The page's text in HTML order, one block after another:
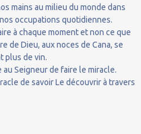
mains au milieu du monde dans
occupations quotidiennes.
à chaque moment et non ce que
de Dieu, aux noces de Cana, se
plus de vin.
Seigneur de faire le miracle.
de savoir Le découvrir à travers